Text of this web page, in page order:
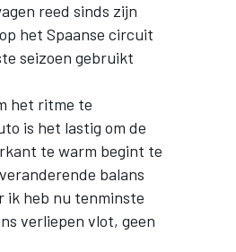
reed sinds zijn
het Spaanse circuit
seizoen gebruikt
het ritme te
is het lastig om de
te warm begint te
balans
ik heb nu tenminste
verliepen vlot, geen